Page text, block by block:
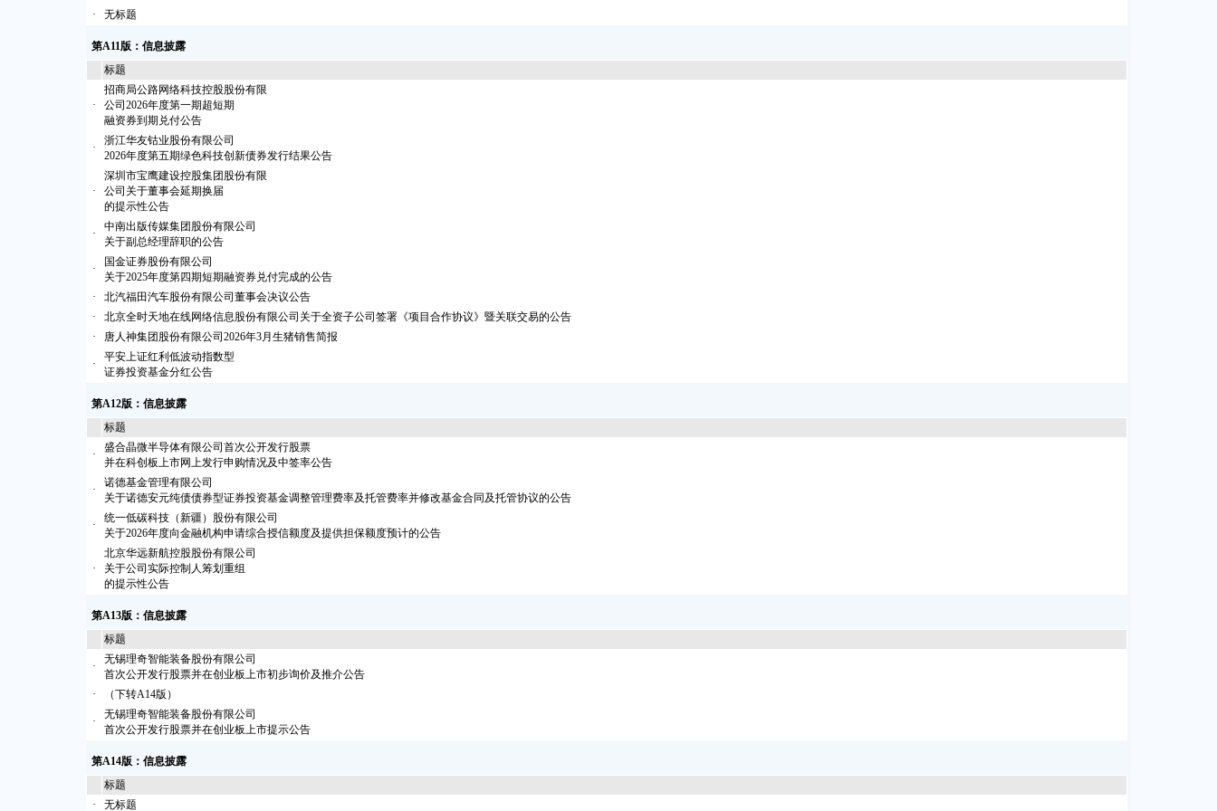
·
无标题
第A11版：信息披露
标题
·
招商局公路网络科技控股股份有限
公司2026年度第一期超短期
融资券到期兑付公告
·
浙江华友钴业股份有限公司
2026年度第五期绿色科技创新债券发行结果公告
·
深圳市宝鹰建设控股集团股份有限
公司关于董事会延期换届
的提示性公告
·
中南出版传媒集团股份有限公司
关于副总经理辞职的公告
·
国金证券股份有限公司
关于2025年度第四期短期融资券兑付完成的公告
·
北汽福田汽车股份有限公司董事会决议公告
·
北京全时天地在线网络信息股份有限公司关于全资子公司签署《项目合作协议》暨关联交易的公告
·
唐人神集团股份有限公司2026年3月生猪销售简报
·
平安上证红利低波动指数型
证券投资基金分红公告
第A12版：信息披露
标题
·
盛合晶微半导体有限公司首次公开发行股票
并在科创板上市网上发行申购情况及中签率公告
·
诺德基金管理有限公司
关于诺德安元纯债债券型证券投资基金调整管理费率及托管费率并修改基金合同及托管协议的公告
·
统一低碳科技（新疆）股份有限公司
关于2026年度向金融机构申请综合授信额度及提供担保额度预计的公告
·
北京华远新航控股股份有限公司
关于公司实际控制人筹划重组
的提示性公告
第A13版：信息披露
标题
·
无锡理奇智能装备股份有限公司
首次公开发行股票并在创业板上市初步询价及推介公告
·
（下转A14版）
·
无锡理奇智能装备股份有限公司
首次公开发行股票并在创业板上市提示公告
第A14版：信息披露
标题
·
无标题